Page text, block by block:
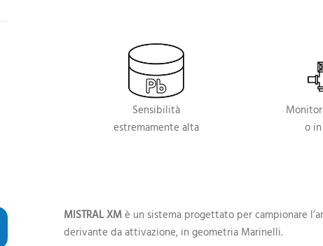
Sensibilità
estremamente alta
o
MISTRAL XMè un sistema progettato per campionare
derivante da attivazione, in geometria Marinelli.